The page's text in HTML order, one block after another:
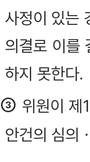
사정이 있는
의결로 이를
하지 못한다.
③ 위원이 제
안건의 심의